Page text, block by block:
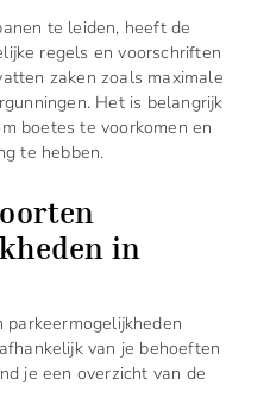
te leiden, heeft de
regels en voorschriften
zaken zoals maximale
Het is belangrijk
boetes te voorkomen en
te hebben.
in
parkeermogelijkheden
van je behoeften
je een overzicht van de